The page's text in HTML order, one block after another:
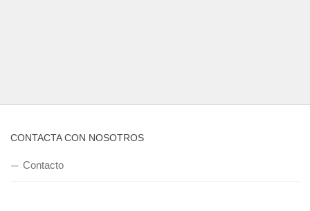
CONTACTA CON NOSOTROS
Contacto